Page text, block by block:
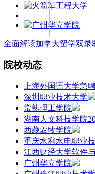
全面解读加拿大留学双录
院校动态
上海外国语大学急
深圳职业技术大学
常熟理工学院
湖南人文科技学院
西藏农牧学院
重庆水利水电职业
江西财经大学软件
广州华立学院